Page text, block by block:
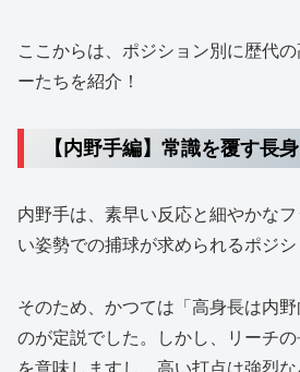
ここからは、ポジション別に歴代
ーたちを紹介！
【内野手編】常識を覆す長
内野手は、素早い反応と細やかな
い姿勢での捕球が求められるポジシ
そのため、かつては「高身長は内
のが定説でした。しかし、リーチ
を意味しますし、高い打点は強烈